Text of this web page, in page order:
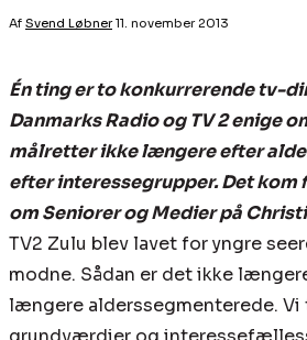
Af Svend Løbner 11. november 2013
Én ting er to konkurrerende tv-
Danmarks Radio og TV 2 enige
målretter ikke længere efter
efter interessegrupper. Det kom
om Seniorer og Medier på
TV2 Zulu blev lavet for yngre
modne. Sådan er det ikke
længere alderssegmenterede. Vi